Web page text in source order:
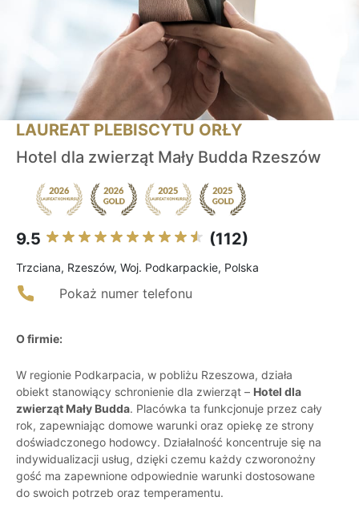
LAUREAT PLEBISCYTU ORŁY
Hotel dla zwierząt Mały Budda Rzeszów
9.5 (112)
Trzciana, Rzeszów, Woj. Podkarpackie, Polska
Pokaż numer telefonu
O firmie:
W regionie Podkarpacia, w pobliżu Rzeszowa, działa
obiekt stanowiący schronienie dla zwierząt – Hotel dla
zwierząt Mały Budda. Placówka ta funkcjonuje przez cały
rok, zapewniając domowe warunki oraz opiekę ze strony
doświadczonego hodowcy. Działalność koncentruje się na
indywidualizacji usług, dzięki czemu każdy czworonożny
gość ma zapewnione odpowiednie warunki dostosowane
do swoich potrzeb oraz temperamentu.